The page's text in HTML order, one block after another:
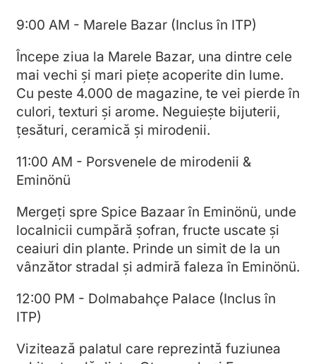
9:00 AM - Marele Bazar (Inclus în ITP)
Începe ziua la Marele Bazar, una dintre cele
mai vechi și mari piețe acoperite din lume.
Cu peste 4.000 de magazine, te vei pierde în
culori, texturi și arome. Neguiește bijuterii,
țesături, ceramică și mirodenii.
11:00 AM - Porsvenele de mirodenii &
Eminönü
Mergeți spre Spice Bazaar în Eminönü, unde
localnicii cumpără șofran, fructe uscate și
ceaiuri din plante. Prinde un simit de la un
vânzător stradal și admiră faleza în Eminönü.
12:00 PM - Dolmabahçe Palace (Inclus în
ITP)
Vizitează palatul care reprezintă fuziunea